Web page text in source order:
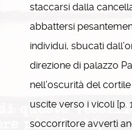
staccarsi dalla
abbattersi
individui, sbucati
direzione di palazzo
nell’oscurità del
uscite verso i vicoli [p.
soccorritore avvertì